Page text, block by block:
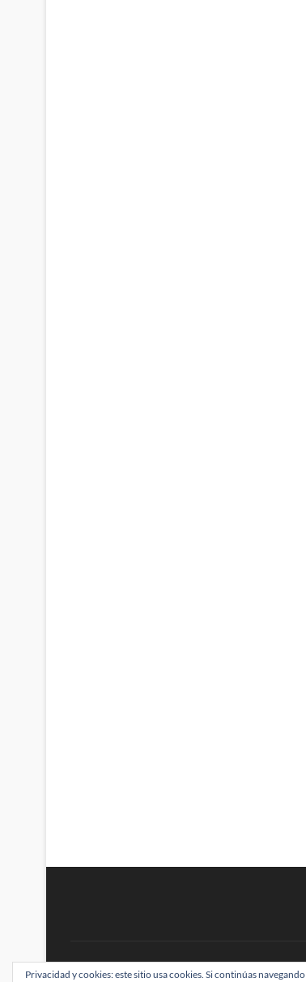
BRAINSTOMPING| Diseñado por:Theme Freesia|
Privacidad y cookies: este sitio usa cookies. Si continúas